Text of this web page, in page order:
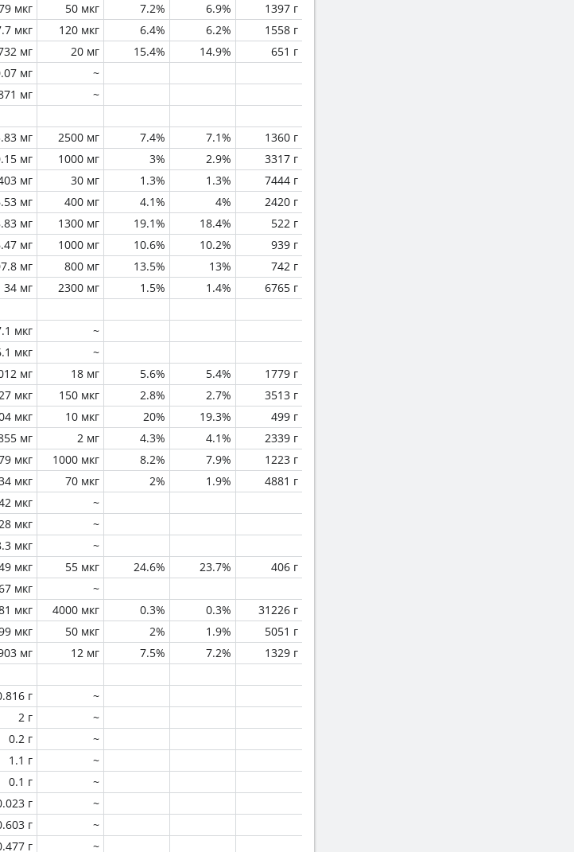
мкг 50 мкг 7.2% 6.9%
1397 г
мкг 120 мкг 6.4% 6.2%
1558 г
мг 20 мг 15.4% 14.9%
651 г
мг
~
мг ~
мг 2500 мг 7.4% 7.1%
1360 г
мг 1000 мг 3% 2.9%
3317 г
мг 30 мг 1.3% 1.3%
7444 г
мг 400 мг 4.1% 4%
2420 г
мг 1300 мг 19.1% 18.4%
522 г
мг 1000 мг 10.6% 10.2%
939 г
мг 800 мг 13.5% 13%
742 г
34 мг 2300 мг 1.5% 1.4% 6765 г
мкг
~
мкг
~
мг 18 мг 5.6% 5.4%
1779 г
мкг 150 мкг 2.8% 2.7%
3513 г
мкг 10 мкг 20% 19.3%
499 г
мг 2 мг 4.3% 4.1%
2339 г
мкг 1000 мкг 8.2% 7.9%
1223 г
мкг 70 мкг 2% 1.9%
4881 г
мкг
~
мкг
~
мкг
~
мкг 55 мкг 24.6% 23.7%
406 г
мкг
~
мкг 4000 мкг 0.3% 0.3%
31226 г
мкг 50 мкг 2% 1.9%
5051 г
мг 12 мг 7.5% 7.2% 1329 г
г
~
2 г
~
0.2 г
~
1.1 г
~
0.1 г ~
г
~
г
~
г ~